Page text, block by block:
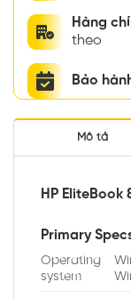
Hàng
theo
Bảo
Mô tả
HP EliteBook
Primary
Operating
system